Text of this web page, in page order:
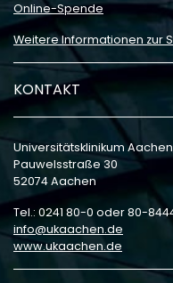
Online-Spende
Weitere Informationen zur
KONTAKT
Universitätsklinikum
Pauwelsstraße 30
52074 Aachen
Tel.: 0241 80-0 oder 80-
info
ukaachen de
www.ukaachen.de